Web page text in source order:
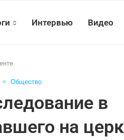
Интервью Видео
Общество
в
на